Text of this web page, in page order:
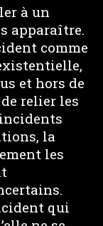
à un
apparaître.
comme
et hors de
relier les
la
les
qui